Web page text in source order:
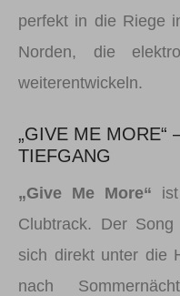
perfekt in die Riege
Norden, die
weiterentwickeln.
„GIVE ME MORE“
TIEFGANG
„Give Me More“
Clubtrack. Der
sich direkt unter die
nach